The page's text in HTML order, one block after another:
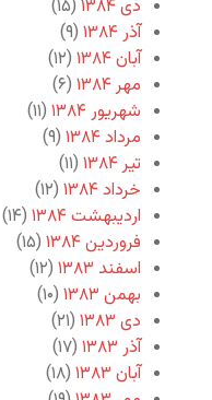
دی ۱۳۸۴
(۱۵)
آذر ۱۳۸۴
(۹)
آبان ۱۳۸۴
(۱۲)
مهر ۱۳۸۴
(۶)
شهریور ۱۳۸۴
(۱۱)
مرداد ۱۳۸۴
(۹)
تیر ۱۳۸۴
(۱۱)
خرداد ۱۳۸۴
(۱۲)
اردیبهشت ۱۳۸۴
(۱۴)
فروردین ۱۳۸۴
(۱۵)
اسفند ۱۳۸۳
(۱۲)
بهمن ۱۳۸۳
(۱۰)
دی ۱۳۸۳
(۲۱)
آذر ۱۳۸۳
(۱۷)
آبان ۱۳۸۳
(۱۸)